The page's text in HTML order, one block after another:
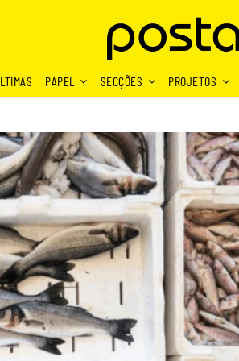
PAPEL SECÇÕES PROJETOS